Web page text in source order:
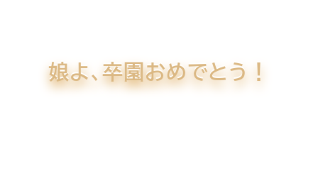
娘よ、卒園おめでとう！